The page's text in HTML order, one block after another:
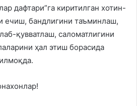
дафтари”га киритилган хотин-
ечиш, бандлигини таъминлаш,
қувватлаш, саломатлигини
ҳал этиш борасида